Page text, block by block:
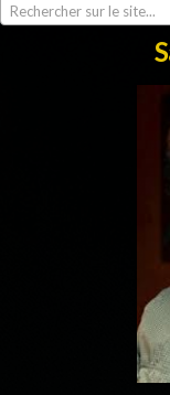
Rechercher sur le site...